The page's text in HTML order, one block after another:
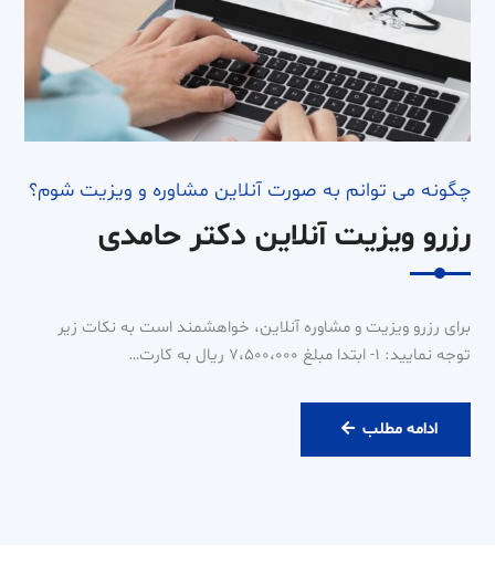
چگونه می توانم به صورت آنلاین مشاوره و ویزیت شوم؟
رزرو ویزیت آنلاین دکتر حامدی
برای رزرو ویزیت و مشاوره آنلاین، خواهشمند است به نکات زیر
توجه نمایید: ۱- ابتدا مبلغ ۷،۵۰۰،۰۰۰ ریال به کارت…
ادامه مطلبرزرو
ویزیت